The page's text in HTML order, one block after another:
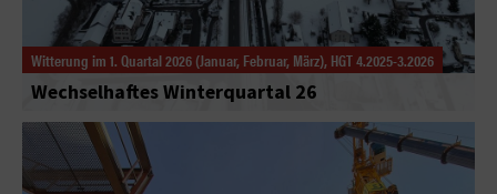
Witterung im 1. Quartal 2026 (Januar, Februar, März), HGT 4.2025-3.2026
Wechselhaftes Winterquartal 26